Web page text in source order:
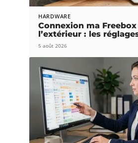
HARDWARE
Connexion ma
l’extérieur : les
5 août 2026